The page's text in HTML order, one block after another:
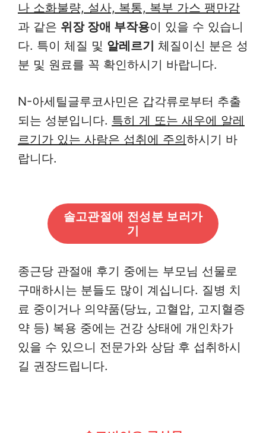
나 소화불량, 설사, 복통, 복부 가스 팽만감
과 같은 위장 장애 부작용이 있을 수 있습니
다. 특이 체질 및 알레르기 체질이신 분은 성
분 및 원료를 꼭 확인하시기 바랍니다.
N-아세틸글루코사민은 갑각류로부터 추출
되는 성분입니다. 특히 게 또는 새우에 알레
르기가 있는 사람은 섭취에 주의하시기 바
랍니다.
솔고관절애 전성분 보러가
기
종근당 관절애 후기 중에는 부모님 선물로
구매하시는 분들도 많이 계십니다. 질병 치
료 중이거나 의약품(당뇨, 고혈압, 고지혈증
약 등) 복용 중에는 건강 상태에 개인차가
있을 수 있으니 전문가와 상담 후 섭취하시
길 권장드립니다.